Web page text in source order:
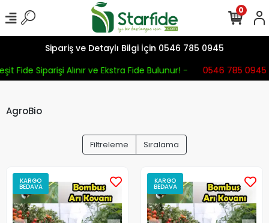
Sipariş ve Detaylı Bilgi İçin 0546 785 0945
Fide Siparişi Alınır ve Ekstra Fide Bulunur! -
0546 785 0945
0
AgroBio
Filtreleme Sıralama
KARGO
BEDAVA
KARGO
BEDAVA